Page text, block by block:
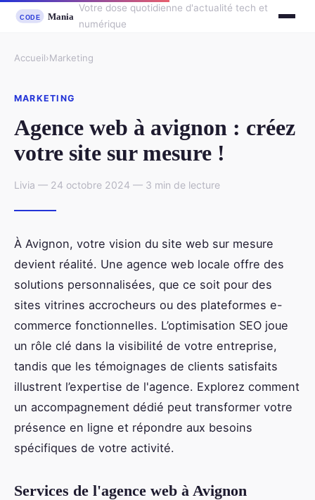
Votre dose quotidienne d'actualité tech et
numérique
Accueil›Marketing
MARKETING
Agence web à avignon : créez
votre site sur mesure !
Livia — 24 octobre 2024 — 3 min de lecture
À Avignon, votre vision du site web sur mesure
devient réalité. Une agence web locale offre des
solutions personnalisées, que ce soit pour des
sites vitrines accrocheurs ou des plateformes e-
commerce fonctionnelles. L’optimisation SEO joue
un rôle clé dans la visibilité de votre entreprise,
tandis que les témoignages de clients satisfaits
illustrent l’expertise de l'agence. Explorez comment
un accompagnement dédié peut transformer votre
présence en ligne et répondre aux besoins
spécifiques de votre activité.
Services de l'agence web à Avignon